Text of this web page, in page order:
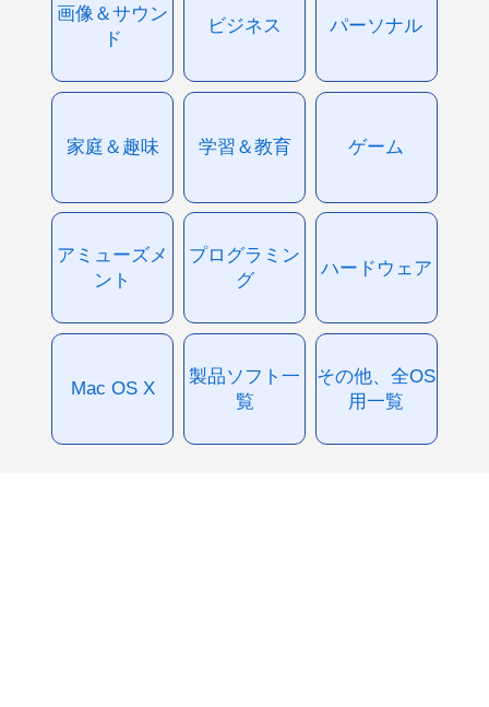
画像＆サウン
ド
ビジネス パーソナル
家庭＆趣味 学習＆教育 ゲーム
アミューズメ
ント
プログラミン
グ
ハードウェア
Mac OS X
製品ソフト一
覧
その他、全OS
用一覧